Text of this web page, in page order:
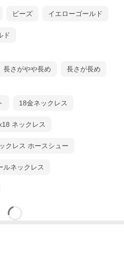
ビーズ イエローゴールド
ド
長さがやや長め 長さが長め
18金ネックレス
ネックレス
クレス ホースシュー
ルネックレス